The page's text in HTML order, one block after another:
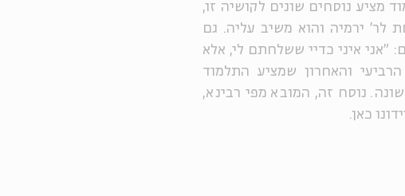
מציע נוסחים שונים לקושיה זו,
לר' ירמיה והוא משיב עליה. גם
"אני איני כדיי ששלחתם לי, אלא
והאחרון שמציע התלמוד
נוסח זה, המובא מפי רבינא,
כאן.